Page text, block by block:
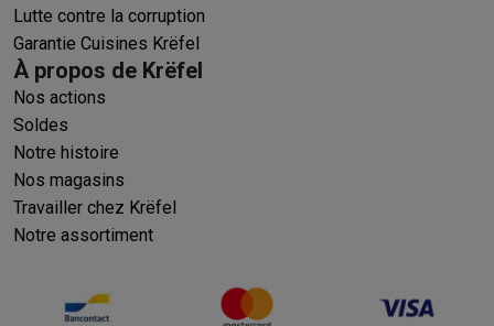
Lutte contre la corruption
Garantie Cuisines Krëfel
À propos de Krëfel
Nos actions
Soldes
Notre histoire
Nos magasins
Travailler chez Krëfel
Notre assortiment